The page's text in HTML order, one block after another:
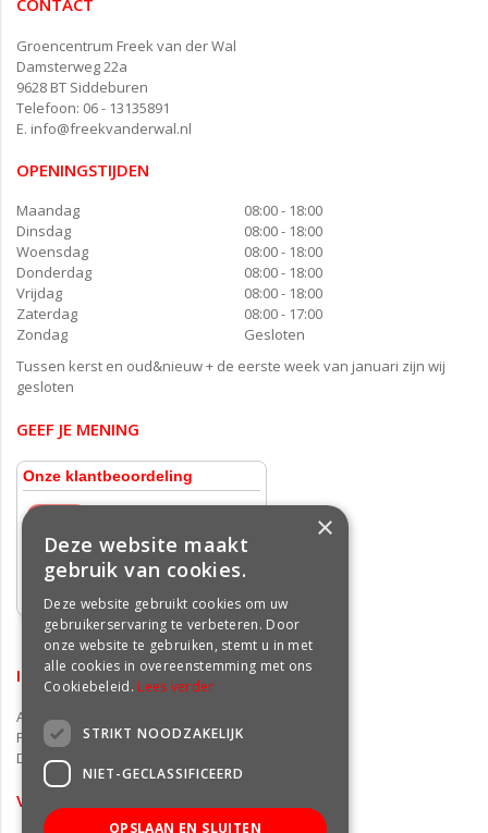
Groencentrum Freek van der Wal
Damsterweg 22a
9628 BT Siddeburen
Telefoon: 06 - 13135891
E. info@freekvanderwal.nl
OPENINGSTIJDEN
Maandag
08:00 - 18:00
Dinsdag
08:00 - 18:00
Woensdag
08:00 - 18:00
Donderdag
08:00 - 18:00
Vrijdag
08:00 - 18:00
Zaterdag
08:00 - 17:00
Zondag
Gesloten
Tussen kerst en oud&nieuw + de eerste week van januari zijn wij
gesloten
GEEF JE MENING
INFORMATIE
Algemene voorwaarden
Privacy statement
Disclaimer
VOLG ONS OP FACEBOOK
×
Deze website maakt
gebruik van cookies.
Deze website gebruikt cookies om uw
gebruikerservaring te verbeteren. Door
onze website te gebruiken, stemt u in met
alle cookies in overeenstemming met ons
Cookiebeleid. Lees verder
STRIKT NOODZAKELIJK
NIET-GECLASSIFICEERD
OPSLAAN EN SLUITEN